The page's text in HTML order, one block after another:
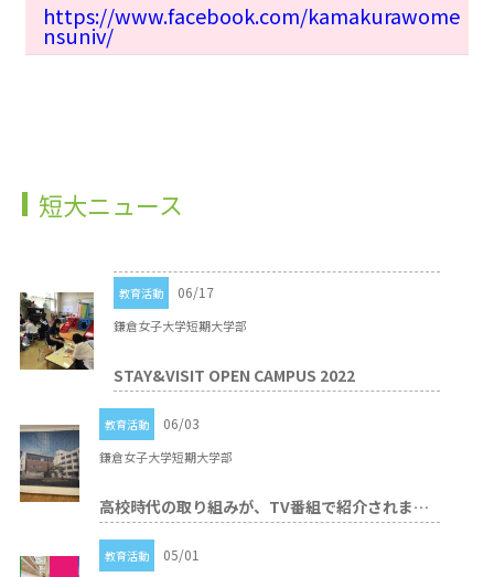
https://www.facebook.com/kamakurawome
nsuniv/
短大ニュース
教育活動 06/17
鎌倉女子大学短期大学部
STAY&VISIT OPEN CAMPUS 2022
教育活動 06/03
鎌倉女子大学短期大学部
高校時代の取り組みが、TV番組で紹介されました。
教育活動 05/01